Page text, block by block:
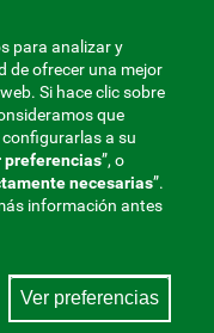
legal|Privacidad
Social, 275.
para analizar y
de ofrecer una mejor
Si hace clic sobre
que
a su
preferencias”, o
necesarias”.
información antes
Ver preferencias